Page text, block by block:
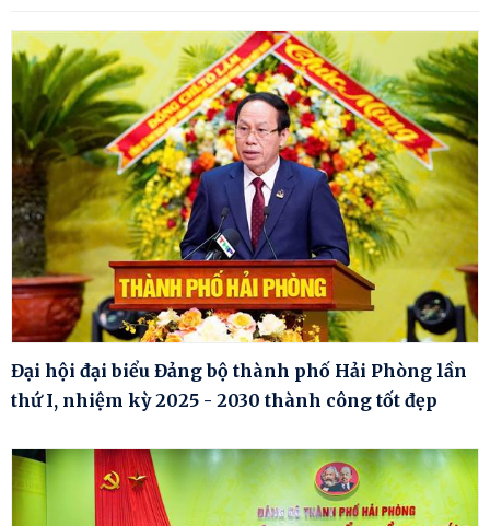
Đại hội đại biểu Đảng bộ thành phố Hải Phòng lần
thứ I, nhiệm kỳ 2025 - 2030 thành công tốt đẹp